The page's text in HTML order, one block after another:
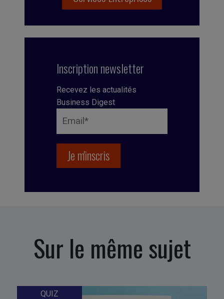
Inscription newsletter
Recevez les actualités
Business Digest
Sur le même sujet
QUIZ